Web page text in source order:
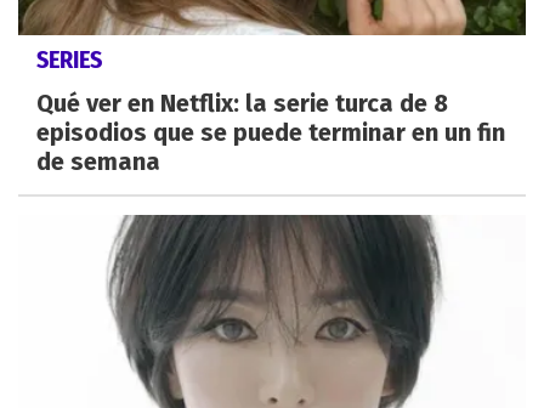
SERIES
Qué ver en Netflix: la serie turca de 8
episodios que se puede terminar en un fin
de semana